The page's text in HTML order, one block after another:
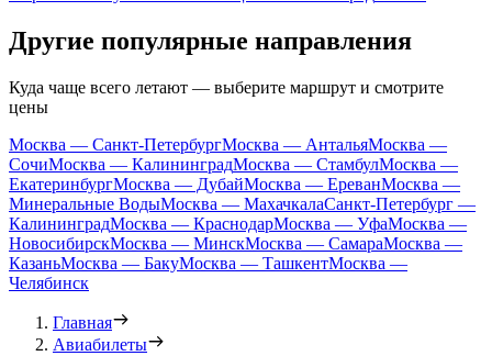
Другие популярные направления
Куда чаще всего летают — выберите маршрут и смотрите
цены
Москва — Санкт-ПетербургМосква — АнтальяМосква —
СочиМосква — КалининградМосква — СтамбулМосква —
ЕкатеринбургМосква — ДубайМосква — ЕреванМосква —
Минеральные ВодыМосква — МахачкалаСанкт-Петербург —
КалининградМосква — КраснодарМосква — УфаМосква —
НовосибирскМосква — МинскМосква — СамараМосква —
КазаньМосква — БакуМосква — ТашкентМосква —
Челябинск
Главная
Авиабилеты